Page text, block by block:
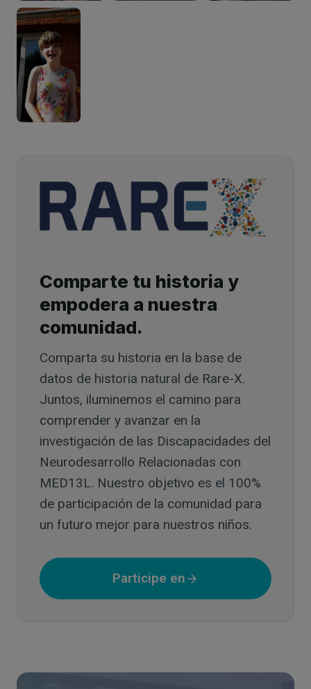
Comparte tu historia y
empodera a nuestra
comunidad.
Comparta su historia en la base de
datos de historia natural de Rare-X.
Juntos, iluminemos el camino para
comprender y avanzar en la
investigación de las Discapacidades del
Neurodesarrollo Relacionadas con
MED13L. Nuestro objetivo es el 100%
de participación de la comunidad para
un futuro mejor para nuestros niños.
Participe en